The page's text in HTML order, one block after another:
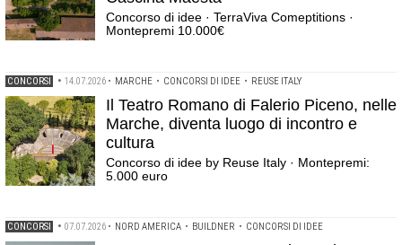
Concorso di idee · TerraViva Comeptitions ·
Montepremi 10.000€
CONCORSI • 14.07.2026 • MARCHE • CONCORSI DI IDEE • REUSE ITALY
Il Teatro Romano di Falerio Piceno, nelle
Marche, diventa luogo di incontro e
cultura
Concorso di idee by Reuse Italy · Montepremi:
5.000 euro
CONCORSI • 07.07.2026 • NORD AMERICA • BUILDNER • CONCORSI DI IDEE